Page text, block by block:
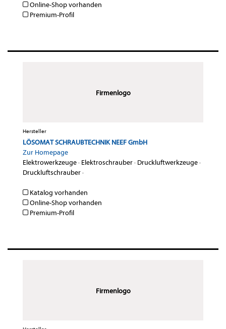
Online-Shop vorhanden
Premium-Profil
Firmenlogo
Hersteller
LÖSOMAT SCHRAUBTECHNIK NEEF GmbH
Zur Homepage
Elektrowerkzeuge· Elektroschrauber· Druckluftwerkzeuge·
Druckluftschrauber·
Katalog vorhanden
Online-Shop vorhanden
Premium-Profil
Firmenlogo